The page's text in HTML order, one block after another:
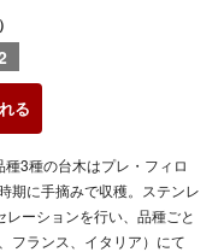
る
3種の台木はプレ・フィロ
期に手摘みで収穫。ステンレ
ーションを行い、品種ごと
フランス、イタリア）にて